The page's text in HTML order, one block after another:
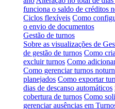
funciona o saldo de créditos
Ciclos flexíveis Como
o envio de documentos
Gestão de turnos
Sobre as visualizações de
de gestão de turnos Como
excluir turnos Como
Como gerenciar turnos
planejados Como exportar
dias de descanso automáticos
cobertura de turnos Como
gerenciar ausências em